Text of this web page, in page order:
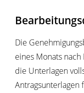
Die
eines Monats
die Unterlagen
Antragsunterlagen